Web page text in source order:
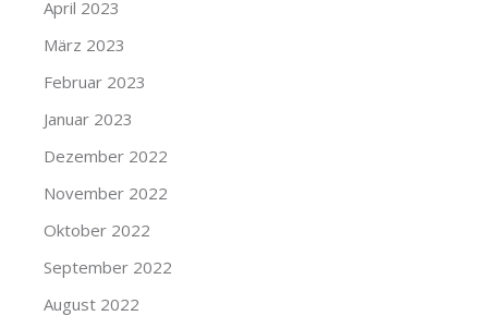
April 2023
März 2023
Februar 2023
Januar 2023
Dezember 2022
November 2022
Oktober 2022
September 2022
August 2022